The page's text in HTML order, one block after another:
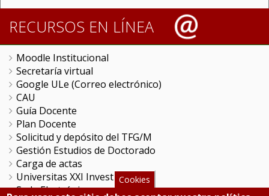
RECURSOS EN LÍNEA
Moodle Institucional
Secretaría virtual
Google ULe (Correo electrónico)
CAU
Guía Docente
Plan Docente
Solicitud y depósito del TFG/M
Gestión Estudios de Doctorado
Carga de actas
Universitas XXI Investigación
Sede Electrónica
Cookies